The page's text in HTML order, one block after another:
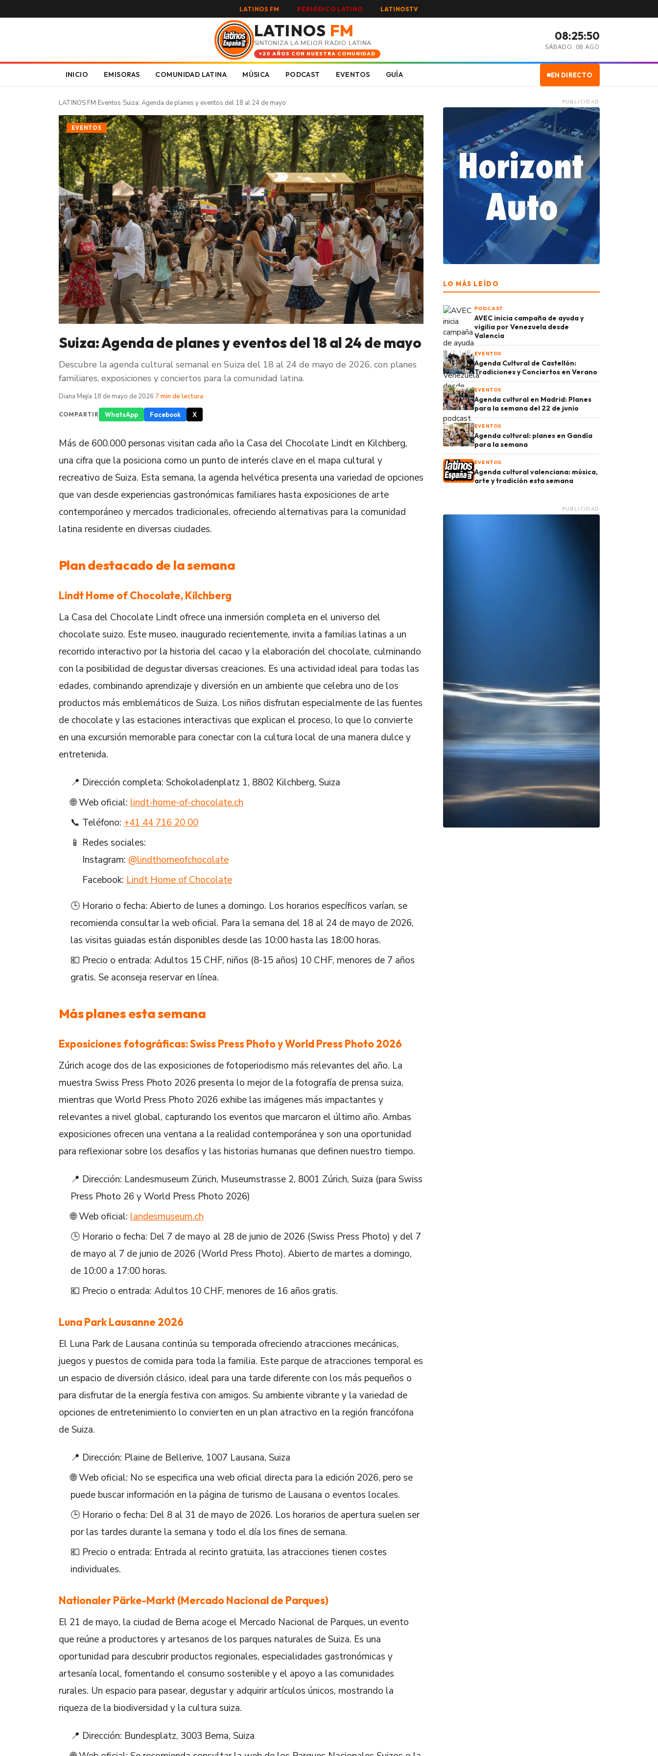
LATINOS FM PERIÓDICO LATINO LATINOSTV
LATINOS FM
SINTONIZA LA MEJOR RADIO LATINA
+20 AÑOS CON NUESTRA COMUNIDAD
08:25:51
SÁBADO, 08 AGO
INICIO EMISORAS COMUNIDAD LATINA MÚSICA PODCAST EVENTOS GUÍA EN DIRECTO
LATINOS FM/Eventos/Suiza: Agenda de planes y eventos del 18 al 24 de mayo
EVENTOS
Suiza: Agenda de planes y eventos del 18 al 24 de mayo
Descubre la agenda cultural semanal en Suiza del 18 al 24 de mayo de 2026, con planes
familiares, exposiciones y conciertos para la comunidad latina.
Diana Mejía·18 de mayo de 2026·7 min de lectura
COMPARTIR WhatsApp Facebook X
Más de 600.000 personas visitan cada año la Casa del Chocolate Lindt en Kilchberg,
una cifra que la posiciona como un punto de interés clave en el mapa cultural y
recreativo de Suiza. Esta semana, la agenda helvética presenta una variedad de opciones
que van desde experiencias gastronómicas familiares hasta exposiciones de arte
contemporáneo y mercados tradicionales, ofreciendo alternativas para la comunidad
latina residente en diversas ciudades.
Plan destacado de la semana
Lindt Home of Chocolate, Kilchberg
La Casa del Chocolate Lindt ofrece una inmersión completa en el universo del
chocolate suizo. Este museo, inaugurado recientemente, invita a familias latinas a un
recorrido interactivo por la historia del cacao y la elaboración del chocolate, culminando
con la posibilidad de degustar diversas creaciones. Es una actividad ideal para todas las
edades, combinando aprendizaje y diversión en un ambiente que celebra uno de los
productos más emblemáticos de Suiza. Los niños disfrutan especialmente de las fuentes
de chocolate y las estaciones interactivas que explican el proceso, lo que lo convierte
en una excursión memorable para conectar con la cultura local de una manera dulce y
entretenida.
📍 Dirección completa: Schokoladenplatz 1, 8802 Kilchberg, Suiza
🌐 Web oficial: lindt-home-of-chocolate.ch
📞 Teléfono: +41 44 716 20 00
📱 Redes sociales:
Instagram: @lindthomeofchocolate
Facebook: Lindt Home of Chocolate
🕒 Horario o fecha: Abierto de lunes a domingo. Los horarios específicos varían, se
recomienda consultar la web oficial. Para la semana del 18 al 24 de mayo de 2026,
las visitas guiadas están disponibles desde las 10:00 hasta las 18:00 horas.
💶 Precio o entrada: Adultos 15 CHF, niños (8-15 años) 10 CHF, menores de 7 años
gratis. Se aconseja reservar en línea.
Más planes esta semana
Exposiciones fotográficas: Swiss Press Photo y World Press Photo 2026
Zúrich acoge dos de las exposiciones de fotoperiodismo más relevantes del año. La
muestra Swiss Press Photo 2026 presenta lo mejor de la fotografía de prensa suiza,
mientras que World Press Photo 2026 exhibe las imágenes más impactantes y
relevantes a nivel global, capturando los eventos que marcaron el último año. Ambas
exposiciones ofrecen una ventana a la realidad contemporánea y son una oportunidad
para reflexionar sobre los desafíos y las historias humanas que definen nuestro tiempo.
📍 Dirección: Landesmuseum Zürich, Museumstrasse 2, 8001 Zúrich, Suiza (para Swiss
Press Photo 26 y World Press Photo 2026)
🌐 Web oficial: landesmuseum.ch
🕒 Horario o fecha: Del 7 de mayo al 28 de junio de 2026 (Swiss Press Photo) y del 7
de mayo al 7 de junio de 2026 (World Press Photo). Abierto de martes a domingo,
de 10:00 a 17:00 horas.
💶 Precio o entrada: Adultos 10 CHF, menores de 16 años gratis.
Luna Park Lausanne 2026
El Luna Park de Lausana continúa su temporada ofreciendo atracciones mecánicas,
juegos y puestos de comida para toda la familia. Este parque de atracciones temporal es
un espacio de diversión clásico, ideal para una tarde diferente con los más pequeños o
para disfrutar de la energía festiva con amigos. Su ambiente vibrante y la variedad de
opciones de entretenimiento lo convierten en un plan atractivo en la región francófona
de Suiza.
📍 Dirección: Plaine de Bellerive, 1007 Lausana, Suiza
🌐 Web oficial: No se especifica una web oficial directa para la edición 2026, pero se
puede buscar información en la página de turismo de Lausana o eventos locales.
🕒 Horario o fecha: Del 8 al 31 de mayo de 2026. Los horarios de apertura suelen ser
por las tardes durante la semana y todo el día los fines de semana.
💶 Precio o entrada: Entrada al recinto gratuita, las atracciones tienen costes
individuales.
Nationaler Pärke-Markt (Mercado Nacional de Parques)
El 21 de mayo, la ciudad de Berna acoge el Mercado Nacional de Parques, un evento
que reúne a productores y artesanos de los parques naturales de Suiza. Es una
oportunidad para descubrir productos regionales, especialidades gastronómicas y
artesanía local, fomentando el consumo sostenible y el apoyo a las comunidades
rurales. Un espacio para pasear, degustar y adquirir artículos únicos, mostrando la
riqueza de la biodiversidad y la cultura suiza.
📍 Dirección: Bundesplatz, 3003 Berna, Suiza
PUBLICIDAD
LO MÁS LEÍDO
PODCAST
AVEC inicia campaña de ayuda y
vigilia por Venezuela desde
Valencia
EVENTOS
Agenda Cultural de Castellón:
Tradiciones y Conciertos en Verano
EVENTOS
Agenda cultural en Madrid: Planes
para la semana del 22 de junio
EVENTOS
Agenda cultural: planes en Gandía
para la semana
EVENTOS
Agenda cultural valenciana: música,
arte y tradición esta semana
PUBLICIDAD